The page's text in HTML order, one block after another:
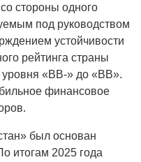
стороны одного
под руководством
устойчивости
рейтинга страны
«BB-» до «BB».
финансовое
был основан
итогам 2025 года